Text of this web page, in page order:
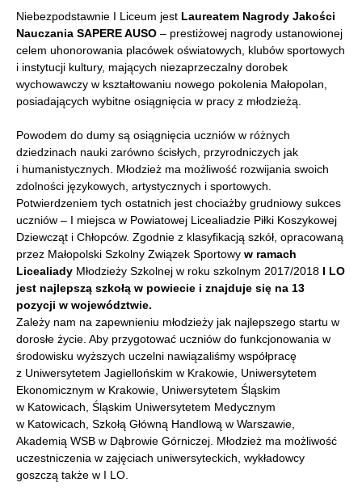
Niebezpodstawnie I Liceum jest Laureatem Nagrody Jakości
Nauczania SAPERE AUSO – prestiżowej nagrody ustanowionej
celem uhonorowania placówek oświatowych, klubów sportowych
i instytucji kultury, mających niezaprzeczalny dorobek
wychowawczy w kształtowaniu nowego pokolenia Małopolan,
posiadających wybitne osiągnięcia w pracy z młodzieżą.
Powodem do dumy są osiągnięcia uczniów w różnych
dziedzinach nauki zarówno ścisłych, przyrodniczych jak
i humanistycznych. Młodzież ma możliwość rozwijania swoich
zdolności językowych, artystycznych i sportowych.
Potwierdzeniem tych ostatnich jest chociażby grudniowy sukces
uczniów – I miejsca w Powiatowej Licealiadzie Piłki Koszykowej
Dziewcząt i Chłopców. Zgodnie z klasyfikacją szkół, opracowaną
przez Małopolski Szkolny Związek Sportowy w ramach
Licealiady Młodzieży Szkolnej w roku szkolnym 2017/2018 I LO
jest najlepszą szkołą w powiecie i znajduje się na 13
pozycji w województwie.
Zależy nam na zapewnieniu młodzieży jak najlepszego startu w
dorosłe życie. Aby przygotować uczniów do funkcjonowania w
środowisku wyższych uczelni nawiązaliśmy współpracę
z Uniwersytetem Jagiellońskim w Krakowie, Uniwersytetem
Ekonomicznym w Krakowie, Uniwersytetem Śląskim
w Katowicach, Śląskim Uniwersytetem Medycznym
w Katowicach, Szkołą Główną Handlową w Warszawie,
Akademią WSB w Dąbrowie Górniczej. Młodzież ma możliwość
uczestniczenia w zajęciach uniwersyteckich, wykładowcy
goszczą także w I LO.